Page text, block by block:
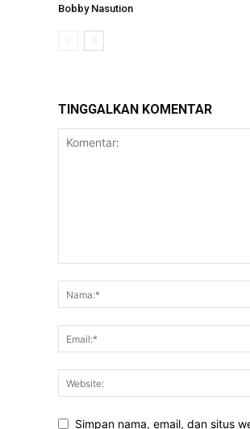
Bobby Nasution
TINGGALKAN KOMENTAR
Simpan nama, email, dan situs